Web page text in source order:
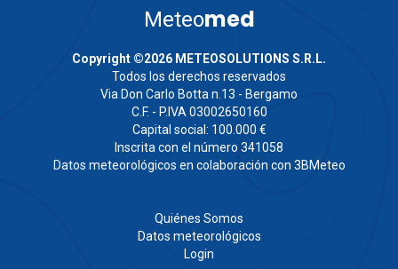
Meteomed
Copyright ©2026 METEOSOLUTIONS S.R.L.
Todos los derechos reservados
Via Don Carlo Botta n.13 - Bergamo
C.F. - P.IVA 03002650160
Capital social: 100.000 €
Inscrita con el número 341058
Datos meteorológicos en colaboración con 3BMeteo
Quiénes Somos
Datos meteorológicos
Login